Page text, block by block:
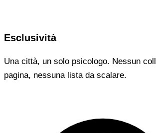
Esclusività
Una città, un solo psicologo. Nessun
pagina, nessuna lista da scalare.